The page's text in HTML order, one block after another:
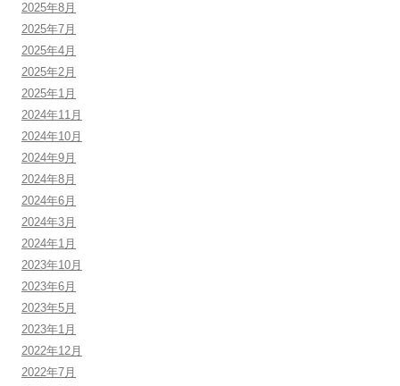
2025年8月
2025年7月
2025年4月
2025年2月
2025年1月
2024年11月
2024年10月
2024年9月
2024年8月
2024年6月
2024年3月
2024年1月
2023年10月
2023年6月
2023年5月
2023年1月
2022年12月
2022年7月